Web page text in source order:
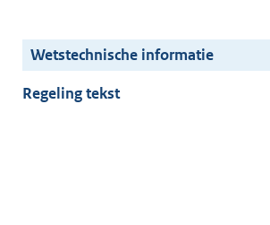
Wetstechnische informatie
Regeling tekst